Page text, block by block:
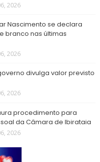
2026
Nascimento se declara
branco nas últimas
2026
divulga valor previsto
2026
procedimento para
da Câmara de Ibirataia
2026